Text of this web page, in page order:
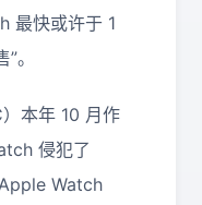
最快或许于 1
。
本年 10 月作
侵犯了
Watch